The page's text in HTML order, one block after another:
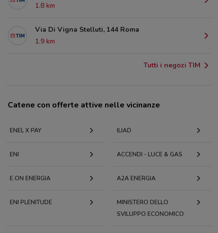
1.8 km
Via Di Vigna Stelluti, 144 Roma
1.9 km
Tutti i negozi TIM
Catene con offerte attive nelle vicinanze
ENEL X PAY ILIAD
ENI ACCENDI - LUCE & GAS
E.ON ENERGIA A2A ENERGIA
ENI PLENITUDE
MINISTERO DELLO
SVILUPPO ECONOMICO